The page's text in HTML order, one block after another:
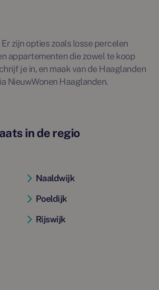
zijn opties zoals losse percelen
appartementen die zowel te koop
je in, en maak van de Haaglanden
NieuwWonen Haaglanden.
in de regio
Naaldwijk
Poeldijk
Rijswijk